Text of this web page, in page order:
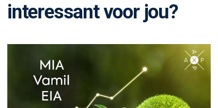
interessant voor jou?